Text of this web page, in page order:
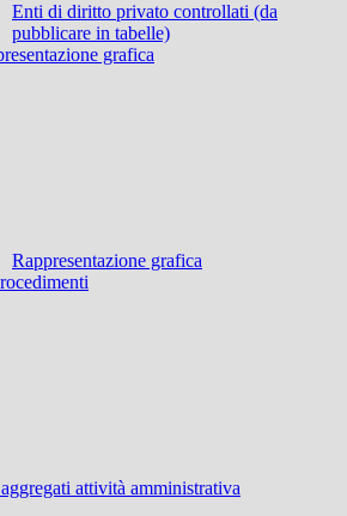
Enti di diritto privato controllati (da
pubblicare in tabelle)
grafica
Rappresentazione grafica
attività amministrativa